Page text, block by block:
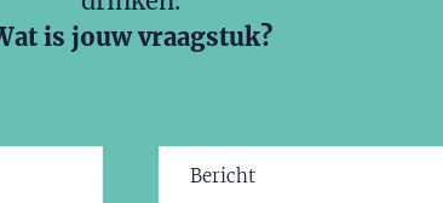
is jouw vraagstuk?
Bericht (Vereist)